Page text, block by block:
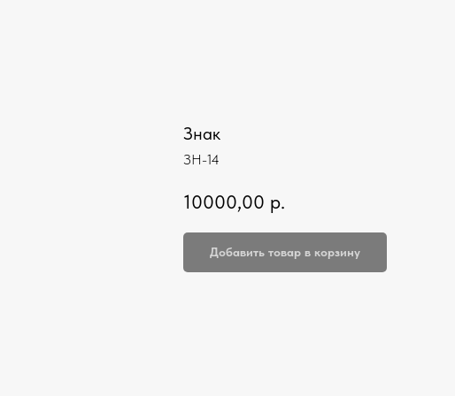
Знак
ЗН-14
10000,00 р.
Добавить товар в корзину